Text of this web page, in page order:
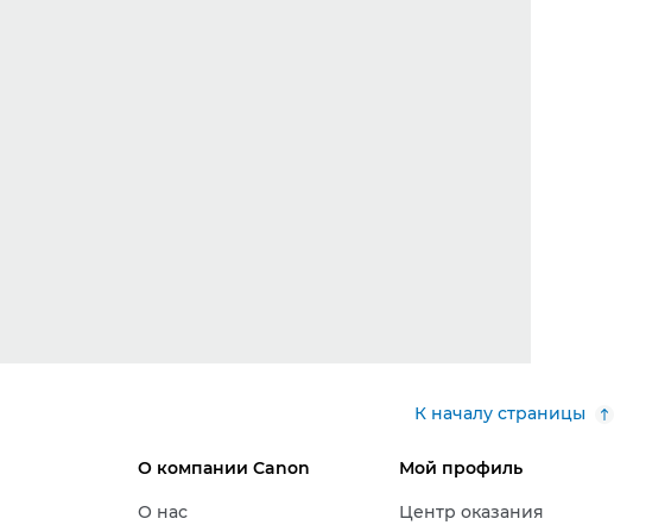
К началу страницы
О компании Canon
О нас
Мой профиль
Центр оказания